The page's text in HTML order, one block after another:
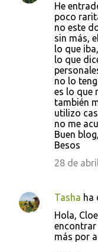
He
poco
no este
sin más,
lo que
lo que
no lo
es lo que
también
utilizo
no me
Buen
Besos
28 de
Tasha ha
Hola,
encontrar
más por